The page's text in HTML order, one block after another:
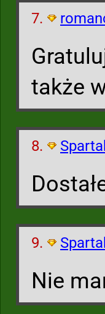
7.
także
8.
9.
Nie